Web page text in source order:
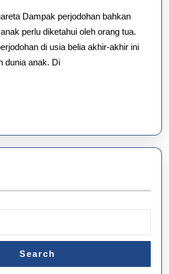
Dampak perjodohan bahkan
perlu diketahui oleh orang tua.
di usia belia akhir-akhir ini
dunia anak. Di
Search